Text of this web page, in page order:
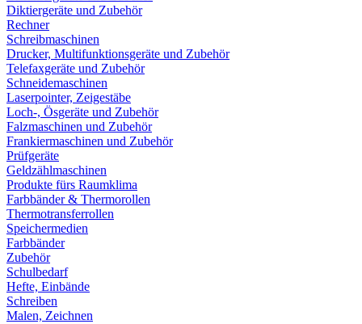
Diktiergeräte und Zubehör
Rechner
Schreibmaschinen
Drucker, Multifunktionsgeräte und Zubehör
Telefaxgeräte und Zubehör
Schneidemaschinen
Laserpointer, Zeigestäbe
Loch-, Ösgeräte und Zubehör
Falzmaschinen und Zubehör
Frankiermaschinen und Zubehör
Prüfgeräte
Geldzählmaschinen
Produkte fürs Raumklima
Farbbänder & Thermorollen
Thermotransferrollen
Speichermedien
Farbbänder
Zubehör
Schulbedarf
Hefte, Einbände
Schreiben
Malen, Zeichnen